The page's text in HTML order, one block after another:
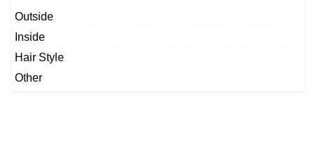
Outside
Inside
Hair Style
Other